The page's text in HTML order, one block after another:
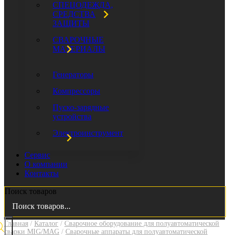
СПЕЦОДЕЖДА,
СРЕДСТВА
ЗАЩИТЫ
СВАРОЧНЫЕ
МАТЕРИАЛЫ
Генераторы
Компрессоры
Пуско-зарядные
устройства
Электроинструмент
Сервис
О компании
Контакты
Поиск товаров
Главная / Каталог / Сварочное оборудование для полуавтоматической
сварки MIG/MAG / Сварочные аппараты для полуавтоматической